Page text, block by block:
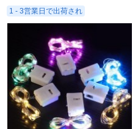
1 - 3営業日で出荷され